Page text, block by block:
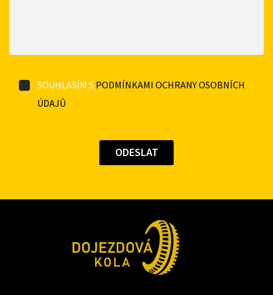
SOUHLASÍM S PODMÍNKAMI OCHRANY OSOBNÍCH
ÚDAJŮ